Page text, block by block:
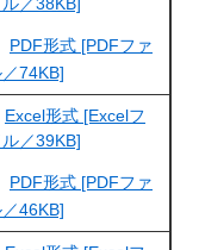
ル／38KB]
PDF形式 [PDFファ
74KB]
Excel形式 [Excelフ
ル／39KB]
PDF形式 [PDFファ
46KB]